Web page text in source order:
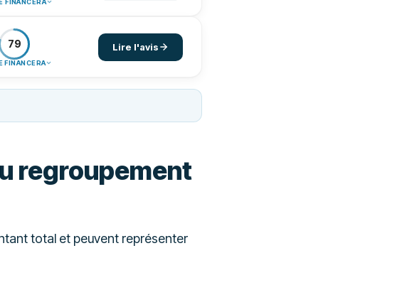
79
FINANCERA
Lire l'avis
regroupement
total et peuvent représenter